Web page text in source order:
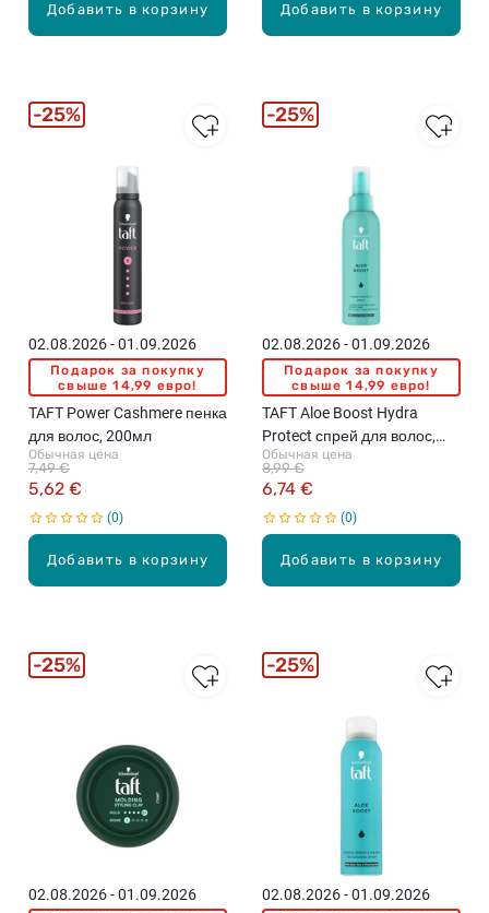
Добавить в корзину Добавить в корзину
Добавить в корзину
02.08.2026 - 01.09.2026
Подарок за покупку
свыше 14,99 евро!
TAFT Power Cashmere пенка
для волос, 200мл
Обычная цена
5,62 €
7,49 €
0
25%
Добавить в корзину
02.08.2026 - 01.09.2026
Подарок за покупку
свыше 14,99 евро!
TAFT Aloe Boost Hydra
Protect спрей для волос,
150мл
Обычная цена
6,74 €
8,99 €
0
25%
02.08.2026 - 01.09.2026
25%
02.08.2026 - 01.09.2026
25%